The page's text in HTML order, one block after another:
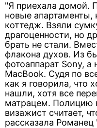
"Я приехала домой.
новые апартаменты,
коттедж. Взяли
драгоценности, но
брать не стали.
флакона духов. Из
фотоаппарат Sony, а
MacBook. Судя по
как я говорила, что
нашли, хотя все
матрацем. Полицию
визажист считает,
рассказала Романец